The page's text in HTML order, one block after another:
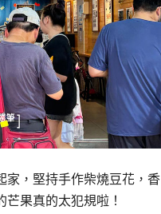
家，堅持手作柴燒豆花，香
果真的太犯規啦！